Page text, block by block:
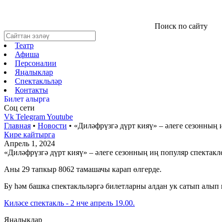
Поиск по сайту
Театр
Афиша
Персоналии
Яңалыклар
Спектакльләр
Контакты
Билет алырга
Соц cети
Vk TelegramYoutube
Главная • Новости • «Диләфрүзгә дүрт кияү» – әлеге сезонның
Кире кайтырга
Апрель 1, 2024
«Диләфрүзгә дүрт кияү» – әлеге сезонның иң популяр
Аны 29 тапкыр 8062 тамашачы карап өлгерде.
Бу һәм башка спектакльләргә билетларны алдан ук сатып алып
Киләсе спектакль - 2 нче апрель 19.00.
Яңалыклар